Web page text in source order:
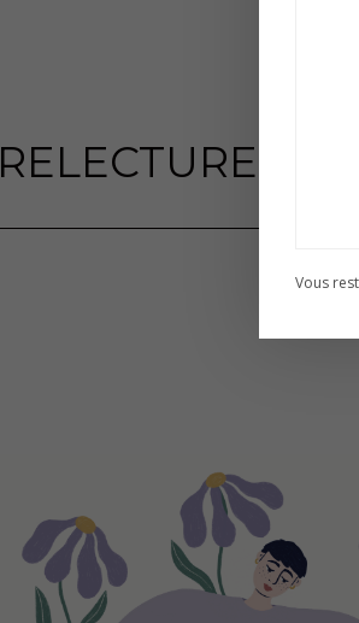
RELECTURE DE
Vous